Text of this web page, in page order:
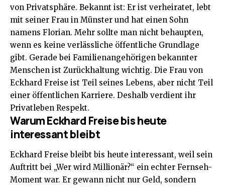
von Privatsphäre. Bekannt ist: Er ist verheiratet, lebt
mit seiner Frau in Münster und hat einen Sohn
namens Florian. Mehr sollte man nicht behaupten,
wenn es keine verlässliche öffentliche Grundlage
gibt. Gerade bei Familienangehörigen bekannter
Menschen ist Zurückhaltung wichtig. Die Frau von
Eckhard Freise ist Teil seines Lebens, aber nicht Teil
einer öffentlichen Karriere. Deshalb verdient ihr
Privatleben Respekt.
Warum Eckhard Freise bis heute
interessant bleibt
Eckhard Freise bleibt bis heute interessant, weil sein
Auftritt bei „Wer wird Millionär?“ ein echter Fernseh-
Moment war. Er gewann nicht nur Geld, sondern